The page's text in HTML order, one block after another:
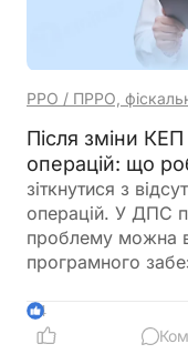
РРО / ПРРО,
Після зміни
операцій: що
зіткнутися з
операцій. У ДПС
проблему можна
програмного
повідомлення за
нового
4